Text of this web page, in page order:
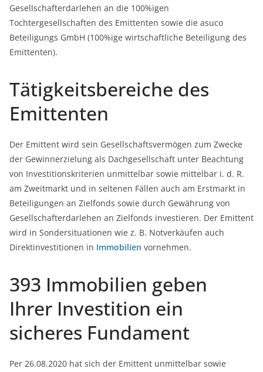
Gesellschafterdarlehen an die 100%igen
Tochtergesellschaften des Emittenten sowie die asuco
Beteiligungs GmbH (100%ige wirtschaftliche Beteiligung des
Emittenten).
Tätigkeitsbereiche des
Emittenten
Der Emittent wird sein Gesellschaftsvermögen zum Zwecke
der Gewinnerzielung als Dachgesellschaft unter Beachtung
von Investitionskriterien unmittelbar sowie mittelbar i. d. R.
am Zweitmarkt und in seltenen Fällen auch am Erstmarkt in
Beteiligungen an Zielfonds sowie durch Gewährung von
Gesellschafterdarlehen an Zielfonds investieren. Der Emittent
wird in Sondersituationen wie z. B. Notverkäufen auch
Direktinvestitionen in Immobilien vornehmen.
393 Immobilien geben
Ihrer Investition ein
sicheres Fundament
Per 26.08.2020 hat sich der Emittent unmittelbar sowie